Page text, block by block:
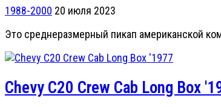
1988-2000 20 июля 2023
Это среднеразмерный пикап американской
Chevy C20 Crew Cab Long Box